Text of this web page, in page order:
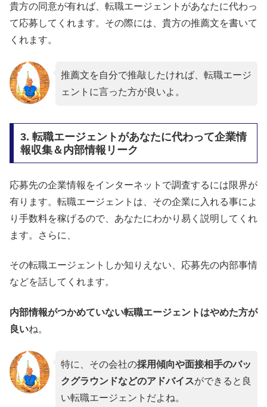
貴方の同意が有れば、転職エージェントがあなたに代わっ
て応募してくれます。その際には、貴方の推薦文を書いて
くれます。
推薦文を自分で推敲したければ、転職エージ
ェントに言った方が良いよ。
3. 転職エージェントがあなたに代わって企業情
報収集＆内部情報リーク
応募先の企業情報をインターネットで調査するには限界が
有ります。転職エージェントは、その企業に入れる事によ
り手数料を稼げるので、あなたにわかり易く説明してくれ
ます。さらに、
その転職エージェントしか知りえない、応募先の内部事情
などを話してくれます。
内部情報がつかめていない転職エージェントはやめた方が
良いね。
特に、その会社の採用傾向や面接相手のバッ
クグラウンドなどのアドバイスができると良
い転職エージェントだよね。